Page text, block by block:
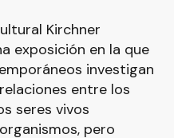
Kirchner
exposición en la que
investigan
entre los
seres vivos
pero